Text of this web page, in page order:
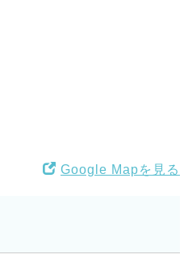
Google Mapを見る